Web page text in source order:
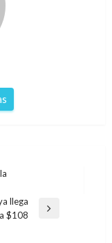
llega
a $108